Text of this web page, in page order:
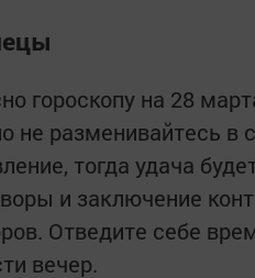
гороскопу на 28
не разменивайтесь в
тогда удача
и заключение
Отведите себе
вечер.